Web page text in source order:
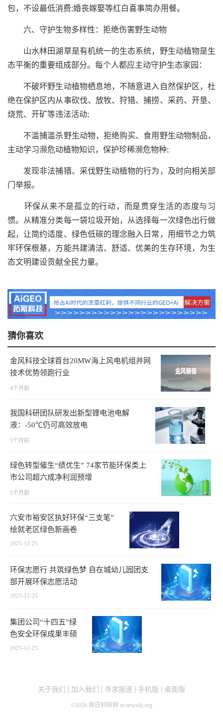
包，不设最低消费;婚丧嫁娶等红白喜事简办用餐。
六、守护生物多样性：拒绝伤害野生动物
山水林田湖草是有机统一的生态系统，野生动植物是生
态平衡的重要组成部分。每个人都应主动守护生态家园：
不破坏野生动植物栖息地，不随意进入自然保护区，杜
绝在保护区内从事砍伐、放牧、狩猎、捕捞、采药、开垦、
烧荒、开矿等违法活动;
不滥捕滥杀野生动物，拒绝购买、食用野生动物制品，
主动学习濒危动植物知识，保护珍稀濒危物种;
发现非法捕猎、采伐野生动植物的行为，及时向相关部
门举报。
环保从来不是孤立的行动，而是贯穿生活的态度与习
惯。从精准分类每一袋垃圾开始，从选择每一次绿色出行做
起，让简约适度、绿色低碳的理念融入日常，用细节之力筑
牢环保根基，方能共建清洁、舒适、优美的生存环境，为生
态文明建设贡献全民力量。
猜你喜欢
金风科技全球首台20MW海上风电机组并网
技术优势领跑行业
4个月前
我国科研团队研发出新型锂电池电解
液：-50℃仍可高效放电
5个月前
绿色转型催生“绩优生” 74家节能环保类上
市公司超六成净利润预增
5个月前
六安市裕安区执好环保“三支笔”
绘就老区绿色新画卷
2025-12-25
环保志愿行 共筑绿色梦 自在城幼儿园团支
部开展环保志愿活动
2025-12-25
集团公司“十四五”绿
色安全环保成果丰硕
2025-12-25
关于我们 加入我们 寻求报道 手机版 桌面版
©2026 每日科技网 m.newskj.org